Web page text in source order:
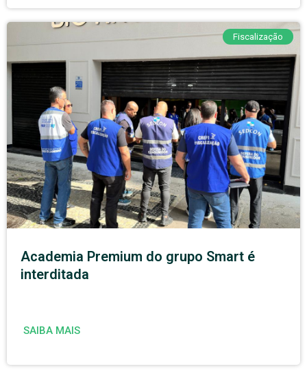
Fiscalização
Academia Premium do grupo Smart é
interditada
SAIBA MAIS